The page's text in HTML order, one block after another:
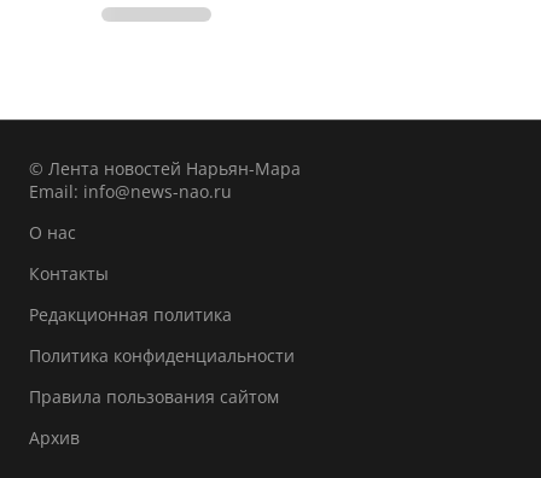
© Лента новостей Нарьян-Мара
Email: info@news-nao.ru
О нас
Контакты
Редакционная политика
Политика конфиденциальности
Правила пользования сайтом
Архив